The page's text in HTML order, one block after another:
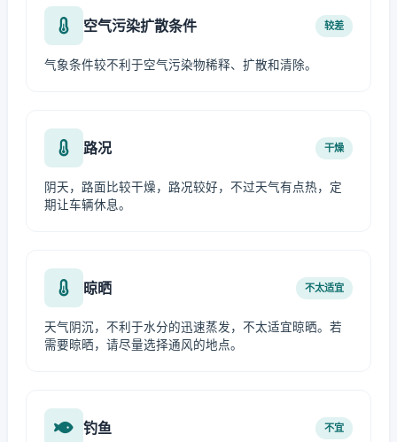
空气污染扩散条件 较差
气象条件较不利于空气污染物稀释、扩散和清除。
路况 干燥
阴天，路面比较干燥，路况较好，不过天气有点热，定
期让车辆休息。
晾晒 不太适宜
天气阴沉，不利于水分的迅速蒸发，不太适宜晾晒。若
需要晾晒，请尽量选择通风的地点。
钓鱼 不宜